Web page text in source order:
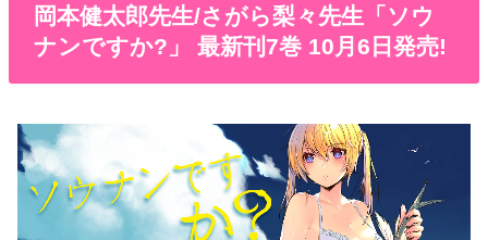
岡本健太郎先生/さがら梨々先生「ソウ
ナンですか?」 最新刊7巻 10月6日発売!